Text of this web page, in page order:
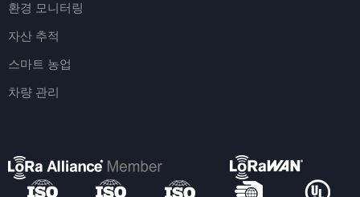
환경 모니터링
자산 추적
스마트 농업
차량 관리